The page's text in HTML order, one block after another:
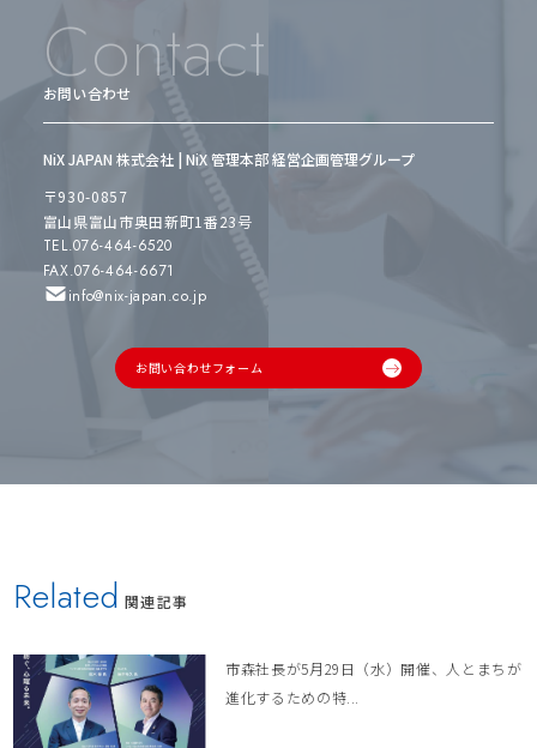
Contact
お問い合わせ
NiX JAPAN 株式会社 | NiX 管理本部 経営企画管理グループ
〒930-0857
富山県富山市奥田新町1番23号
TEL.076-464-6520
FAX.076-464-6671
info@nix-japan.co.jp
お問い合わせフォーム
Related 関連記事
市森社長が5月29日（水）開催、人とまちが
進化するための特...